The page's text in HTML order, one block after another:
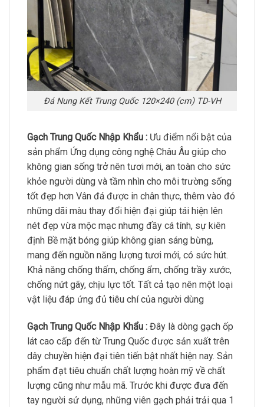
Đá Nung Kết Trung Quốc 120×240 (cm) TD-VH
Gạch Trung Quốc Nhập Khẩu : Ưu điểm nổi bật của
sản phẩm Ứng dụng công nghệ Châu Âu giúp cho
không gian sống trở nên tươi mới, an toàn cho sức
khỏe người dùng và tầm nhìn cho môi trường sống
tốt đẹp hơn Vân đá được in chân thực, thêm vào đó
những dãi màu thay đổi hiện đại giúp tái hiện lên
nét đẹp vừa mộc mạc nhưng đầy cá tính, sự kiên
định Bề mặt bóng giúp không gian sáng bừng,
mang đến nguồn năng lượng tươi mới, có sức hút.
Khả năng chống thấm, chống ẩm, chống trầy xước,
chống nứt gãy, chịu lực tốt. Tất cả tạo nên một loại
vật liệu đáp ứng đủ tiêu chí của người dùng
Gạch Trung Quốc Nhập Khẩu : Đây là dòng gạch ốp
lát cao cấp đến từ Trung Quốc được sản xuất trên
dây chuyền hiện đại tiên tiến bật nhất hiện nay. Sản
phẩm đạt tiêu chuẩn chất lượng hoàn mỹ về chất
lượng cũng như mẫu mã. Trước khi được đưa đến
tay người sử dụng, những viên gạch phải trải qua 1